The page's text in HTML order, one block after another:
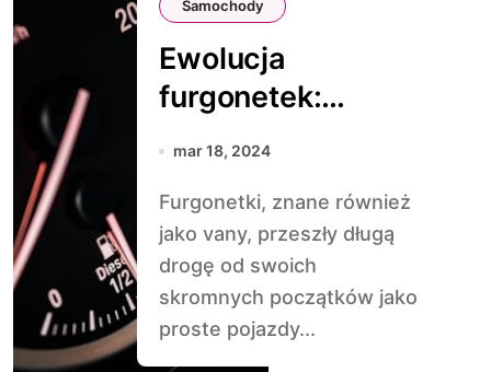
Samochody
Ewolucja
furgonetek:
Design i
mar 18, 2024
Furgonetki, znane również
jako vany, przeszły długą
drogę od swoich
skromnych początków jako
proste pojazdy...